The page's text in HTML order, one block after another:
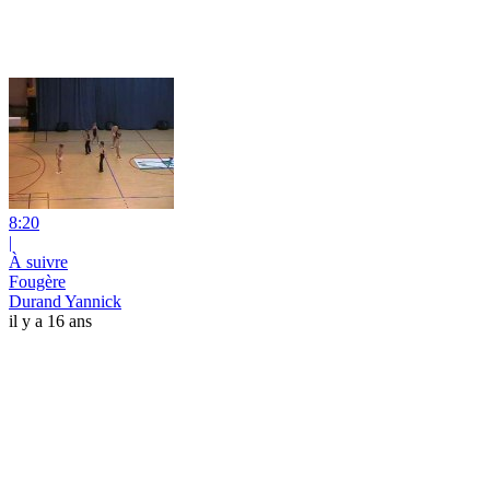
8:20
|
À suivre
Fougère
Durand Yannick
il y a 16 ans